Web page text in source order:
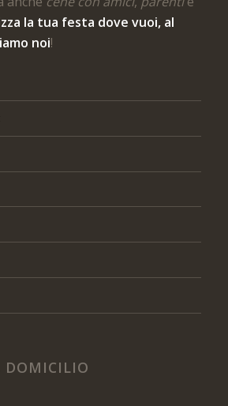
la tua festa dove vuoi, al
noi!
DOMICILIO